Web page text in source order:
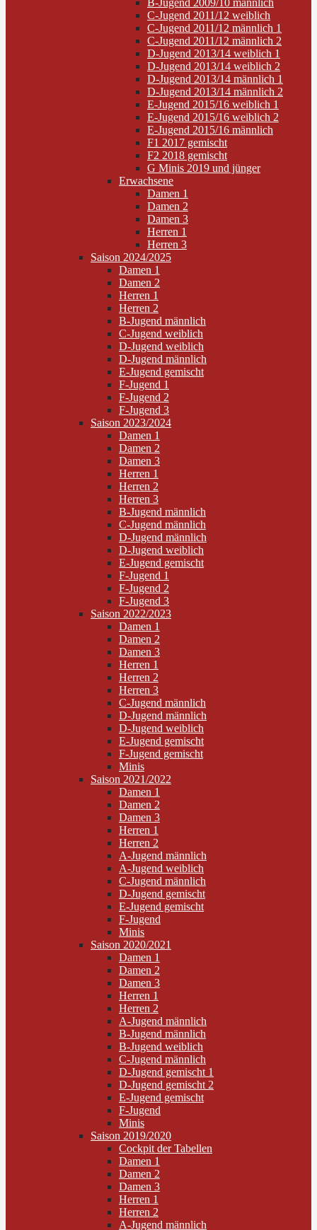
B-Jugend 2009/10 männlich
C-Jugend 2011/12 weiblich
C-Jugend 2011/12 männlich 1
C-Jugend 2011/12 männlich 2
D-Jugend 2013/14 weiblich 1
D-Jugend 2013/14 weiblich 2
D-Jugend 2013/14 männlich 1
D-Jugend 2013/14 männlich 2
E-Jugend 2015/16 weiblich 1
E-Jugend 2015/16 weiblich 2
E-Jugend 2015/16 männlich
F1 2017 gemischt
F2 2018 gemischt
G Minis 2019 und jünger
Erwachsene
Damen 1
Damen 2
Damen 3
Herren 1
Herren 3
Saison 2024/2025
Damen 1
Damen 2
Herren 1
Herren 2
B-Jugend männlich
C-Jugend weiblich
D-Jugend weiblich
D-Jugend männlich
E-Jugend gemischt
F-Jugend 1
F-Jugend 2
F-Jugend 3
Saison 2023/2024
Damen 1
Damen 2
Damen 3
Herren 1
Herren 2
Herren 3
B-Jugend männlich
C-Jugend männlich
D-Jugend männlich
D-Jugend weiblich
E-Jugend gemischt
F-Jugend 1
F-Jugend 2
F-Jugend 3
Saison 2022/2023
Damen 1
Damen 2
Damen 3
Herren 1
Herren 2
Herren 3
C-Jugend männlich
D-Jugend männlich
D-Jugend weiblich
E-Jugend gemischt
F-Jugend gemischt
Minis
Saison 2021/2022
Damen 1
Damen 2
Damen 3
Herren 1
Herren 2
A-Jugend männlich
A-Jugend weiblich
C-Jugend männlich
D-Jugend gemischt
E-Jugend gemischt
F-Jugend
Minis
Saison 2020/2021
Damen 1
Damen 2
Damen 3
Herren 1
Herren 2
A-Jugend männlich
B-Jugend männlich
B-Jugend weiblich
C-Jugend männlich
D-Jugend gemischt 1
D-Jugend gemischt 2
E-Jugend gemischt
F-Jugend
Minis
Saison 2019/2020
Cockpit der Tabellen
Damen 1
Damen 2
Damen 3
Herren 1
Herren 2
A-Jugend männlich